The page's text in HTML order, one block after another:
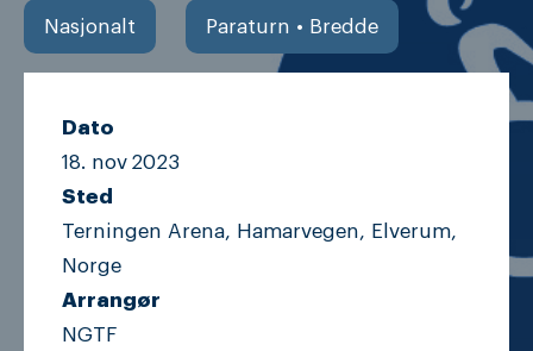
Nasjonalt Paraturn • Bredde
Dato
18. nov 2023
Sted
Terningen Arena, Hamarvegen, Elverum,
Norge
Arrangør
NGTF